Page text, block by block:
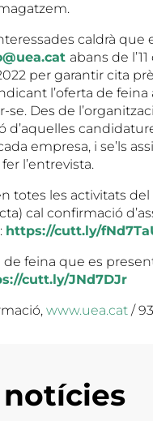
caldrà que
abans de l’11
per garantir cita
l’oferta de feina
Des de
d’aquelles
empresa, i se’ls
l’entrevista.
totes les activitats del
cal confirmació
https://cutt.ly/
feina que es
cutt.ly/JNd7DJr
www.uea.cat /